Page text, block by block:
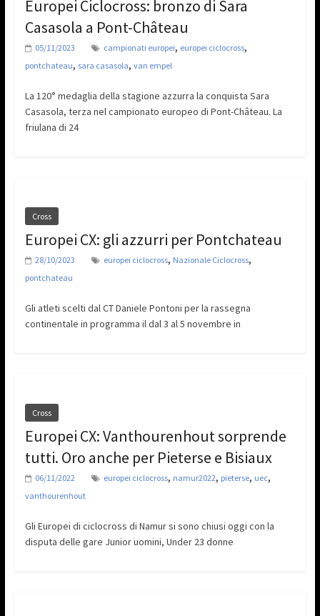
Europei Ciclocross: bronzo di Sara
Casasola a Pont-Château
05/11/2023 campionati europei, europei ciclocross,
pontchateau, sara casasola, van empel
La 120° medaglia della stagione azzurra la conquista Sara
Casasola, terza nel campionato europeo di Pont-Château. La
friulana di 24
Cross
Europei CX: gli azzurri per Pontchateau
28/10/2023 europei ciclocross, Nazionale Ciclocross,
pontchateau
Gli atleti scelti dal CT Daniele Pontoni per la rassegna
continentale in programma il dal 3 al 5 novembre in
Cross
Europei CX: Vanthourenhout sorprende
tutti. Oro anche per Pieterse e Bisiaux
06/11/2022 europei ciclocross, namur2022, pieterse, uec,
vanthourenhout
Gli Europei di ciclocross di Namur si sono chiusi oggi con la
disputa delle gare Junior uomini, Under 23 donne